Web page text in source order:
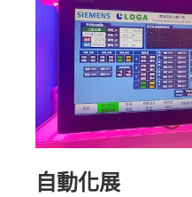
自動化展